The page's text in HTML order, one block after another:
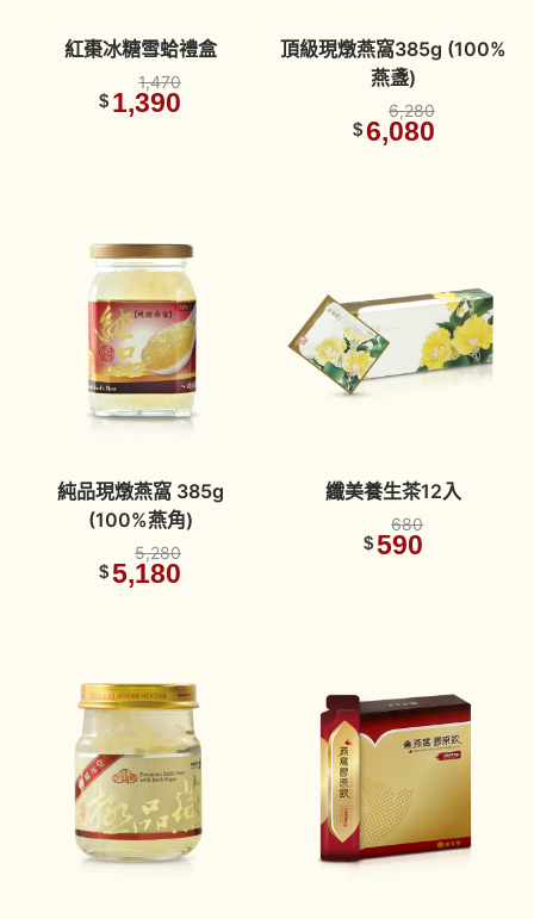
紅棗冰糖雪蛤禮盒
1,470
$ 1,390
頂級現燉燕窩385g (100%
燕盞)
6,280
$6,080
純品現燉燕窩 385g
(100%燕角)
5,280
$5,180
纖美養生茶12入
680
$590